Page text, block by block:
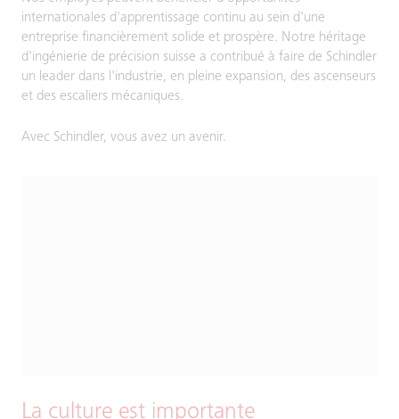
internationales d'apprentissage continu au sein d'une
entreprise financièrement solide et prospère. Notre héritage
d'ingénierie de précision suisse a contribué à faire de Schindler
un leader dans l'industrie, en pleine expansion, des ascenseurs
et des escaliers mécaniques.
Avec Schindler, vous avez un avenir.
La culture est importante